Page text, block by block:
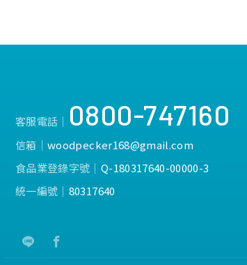
客服電話│ 0800-747160
信箱│woodpecker168@gmail.com
食品業登錄字號│ Q-180317640-00000-3
統一編號│ 80317640